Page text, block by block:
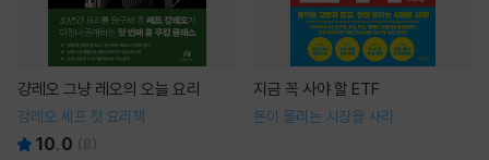
걍레오 그냥 레오의 오늘 요리
강레오 셰프 첫 요리책
10.0 (8)
지금 꼭 사야 할 ETF
돈이 몰리는 시장을 사라